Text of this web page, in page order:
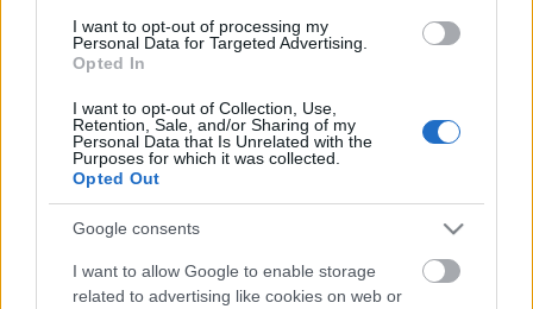
I want to opt-out of processing my
Personal Data for Targeted Advertising.
Opted In
I want to opt-out of Collection, Use,
Retention, Sale, and/or Sharing of my
Personal Data that Is Unrelated with the
Purposes for which it was collected.
Opted Out
Google consents
I want to allow Google to enable storage
related to advertising like cookies on web or
reménykedtünk! Épp egy örömzenélő formáció ad-
hoc koncertjének végére értünk oda: az eső elől
közönségnek.
Sebaj!
A koncert az esőhöz képest csak egy pici csúszással
kezdődött.Kiss Ferenc utolsó két szerzői albumáról,